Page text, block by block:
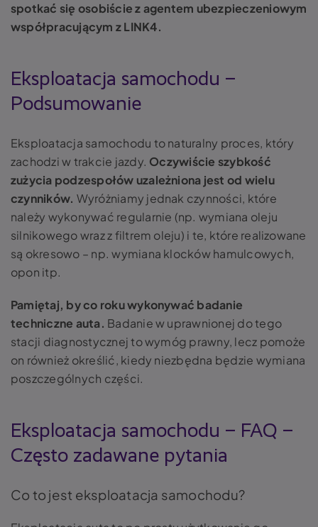
spotkać się osobiście z agentem ubezpieczeniowym
współpracującym z LINK4.
Eksploatacja samochodu –
Podsumowanie
Eksploatacja samochodu to naturalny proces, który
zachodzi w trakcie jazdy. Oczywiście szybkość
zużycia podzespołów uzależniona jest od wielu
czynników. Wyróżniamy jednak czynności, które
należy wykonywać regularnie (np. wymiana oleju
silnikowego wraz z filtrem oleju) i te, które realizowane
są okresowo – np. wymiana klocków hamulcowych,
opon itp.
Pamiętaj, by co roku wykonywać badanie
techniczne auta. Badanie w uprawnionej do tego
stacji diagnostycznej to wymóg prawny, lecz pomoże
on również określić, kiedy niezbędna będzie wymiana
poszczególnych części.
Eksploatacja samochodu – FAQ –
Często zadawane pytania
Co to jest eksploatacja samochodu?